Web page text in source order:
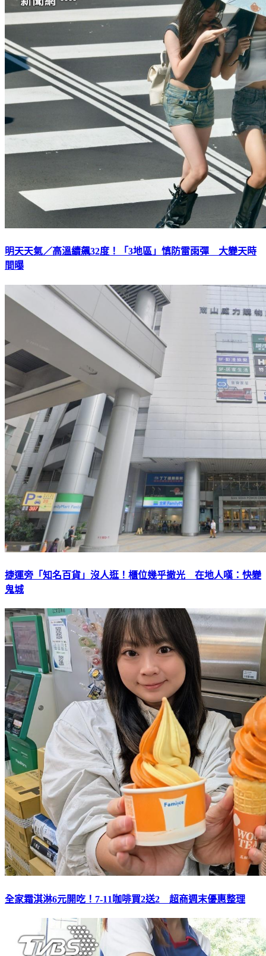
明天天氣／高溫續飆32度！「3地區」慎防雷雨彈 大變天時
間曝
捷運旁「知名百貨」沒人逛！櫃位幾乎撤光 在地人嘆：快變
鬼城
全家霜淇淋6元開吃！7-11咖啡買2送2 超商週末優惠整理